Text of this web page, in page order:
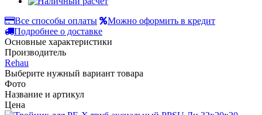
Все способы оплаты
Можно оформить в кредит
Подробнее о доставке
Основные характеристики
Производитель
Rehau
Выберите нужный вариант товара
Фото
Название и артикул
Цена